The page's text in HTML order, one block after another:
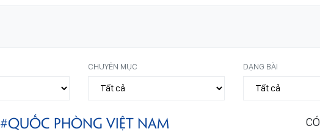
CHUYÊN MỤC DẠNG BÀI
#QUỐC PHÒNG VIỆT NAM CÓ